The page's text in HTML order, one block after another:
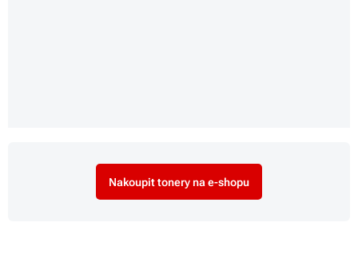
Nakoupit tonery na e-shopu